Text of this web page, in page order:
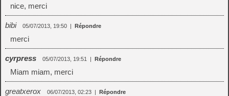
nice, merci
bibi 05/07/2013, 19:50 | Répondre
merci
cyrpress 05/07/2013, 19:51 | Répondre
Miam miam, merci
greatxerox 06/07/2013, 02:23 | Répondre